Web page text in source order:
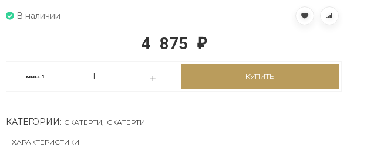
В наличии
4 875₽
мин.1 КУПИТЬ
КАТЕГОРИИ: СКАТЕРТИ, СКАТЕРТИ
ХАРАКТЕРИСТИКИ